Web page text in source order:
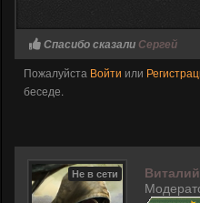
Спасибо сказали Сергей
Пожалуйста Войти или
беседе.
Не в сети